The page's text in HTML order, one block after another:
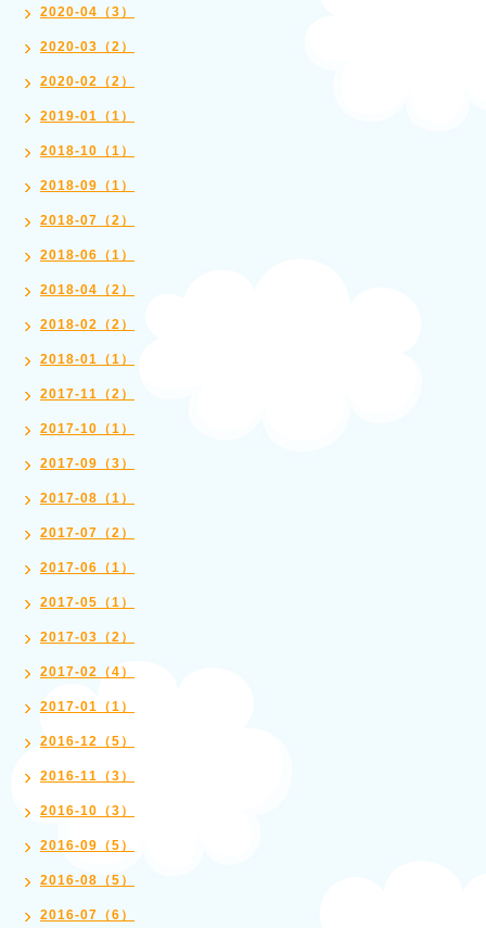
2020-04（3）
2020-03（2）
2020-02（2）
2019-01（1）
2018-10（1）
2018-09（1）
2018-07（2）
2018-06（1）
2018-04（2）
2018-02（2）
2018-01（1）
2017-11（2）
2017-10（1）
2017-09（3）
2017-08（1）
2017-07（2）
2017-06（1）
2017-05（1）
2017-03（2）
2017-02（4）
2017-01（1）
2016-12（5）
2016-11（3）
2016-10（3）
2016-09（5）
2016-08（5）
2016-07（6）